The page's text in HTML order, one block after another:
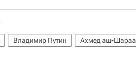
Владимир Путин
Ахмед аш-Шараа